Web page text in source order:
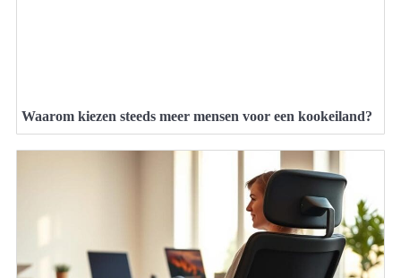
Waarom kiezen steeds meer mensen voor een kookeiland?